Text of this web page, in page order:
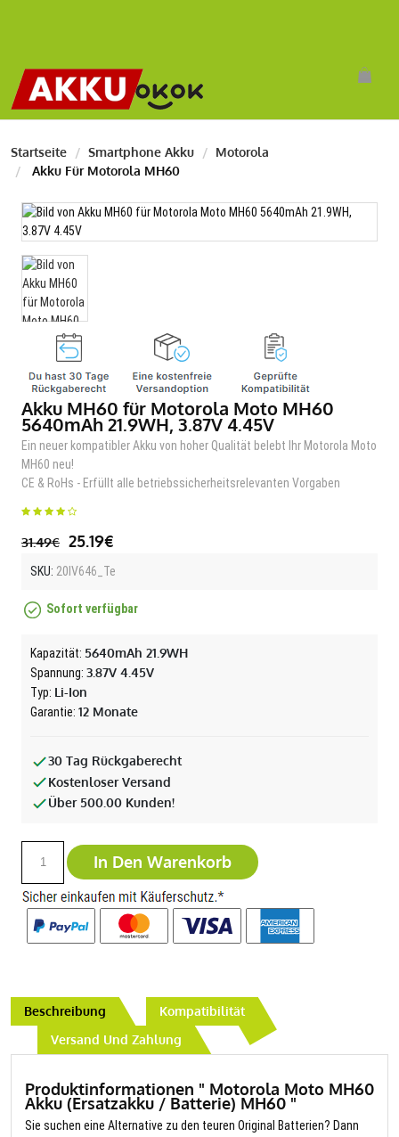
Startseite Smartphone Akku
Motorola
Akku Für Motorola MH60
Akku MH60 für Motorola Moto MH60
5640mAh 21.9WH, 3.87V 4.45V
Ein neuer kompatibler Akku von hoher Qualität belebt Ihr Motorola Moto
MH60 neu!
CE & RoHs - Erfüllt alle betriebssicherheitsrelevanten Vorgaben
31.49€ 25.19€
SKU: 20IV646_Te
Sofort verfügbar
Kapazität: 5640mAh 21.9WH
Spannung: 3.87V 4.45V
Typ: Li-Ion
Garantie: 12 Monate
30 Tag Rückgaberecht
Kostenloser Versand
Über 500.00 Kunden!
In Den Warenkorb
Beschreibung
Kompatibilität
Versand Und Zahlung
Produktinformationen " Motorola Moto MH60
Akku (Ersatzakku / Batterie) MH60 "
Sie suchen eine Alternative zu den teuren Original Batterien? Dann